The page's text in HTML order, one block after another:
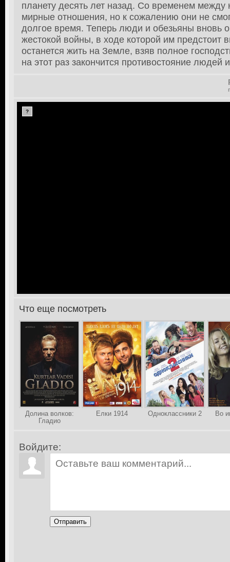
планету десять лет назад. Со временем между
мирные отношения, но к сожалению они не
долгое время. Теперь люди и обезьяны вновь
жестокой войны, в ходе которой им предстоит
останется жить на Земле, взяв полное
на этот раз закончится противостояние людей
?
>Что еще посмотреть
Долина волков:
Гладио
Елки 1914 Одноклассники 2 Во
Войдите:
Отправить